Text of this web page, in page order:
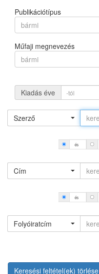
Publikációtípus
bármi
Műfaji megnevezés
bármi
Kiadás éve
Szerző
és
Cím
és
Folyóiratcím
Keresési feltétel(ek) törlése